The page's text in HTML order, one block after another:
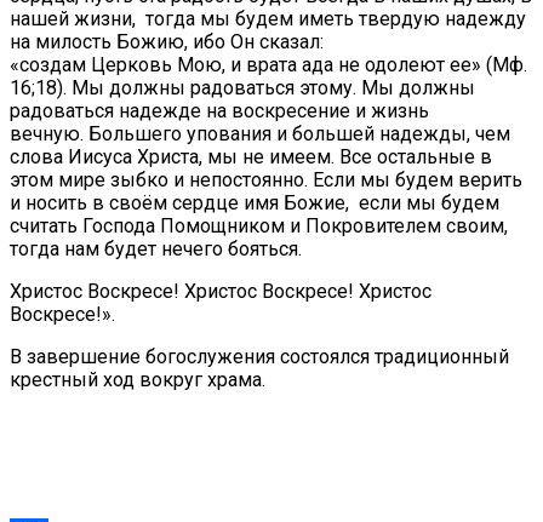
нашей жизни, тогда мы будем иметь твердую надежду
на милость Божию, ибо Он сказал:
«создам Церковь Мою, и врата ада не одолеют ее» (Мф.
16;18). Мы должны радоваться этому. Мы должны
радоваться надежде на воскресение и жизнь
вечную. Большего упования и большей надежды, чем
слова Иисуса Христа, мы не имеем. Все остальные в
этом мире зыбко и непостоянно. Если мы будем верить
и носить в своём сердце имя Божие, если мы будем
считать Господа Помощником и Покровителем своим,
тогда нам будет нечего бояться.
Христос Воскресе! Христос Воскресе! Христос
Воскресе!».
В завершение богослужения состоялся традиционный
крестный ход вокруг храма.